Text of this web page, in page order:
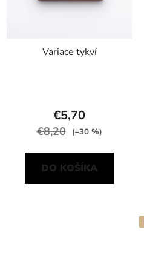
Variace tykví
€5,70
€8,20 (–30 %)
DO KOŠÍKA